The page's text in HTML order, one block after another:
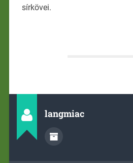
sírkövei.
langmiac